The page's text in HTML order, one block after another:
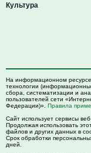
Культура
На информационном
технологии
сбора, систематизации и
пользователей сети
Федерации)». Правила
Сайт использует сервисы
Продолжая использовать
файлов и других данных в
Срок обработки
дней.